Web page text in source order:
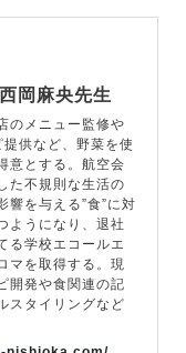
岡麻央先生
のメニュー監修や
供など、野菜を使
意とする。航空会
た不規則な生活の
響を与える”食”に対
ようになり、退社
る学校エコールエ
マを取得する。現
開発や食関連の記
スタイリングなど